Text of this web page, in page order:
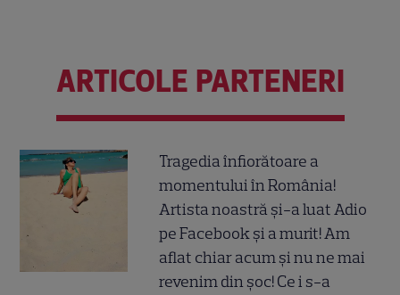
ARTICOLE PARTENERI
Tragedia înfiorătoare a
momentului în România!
Artista noastră și-a luat Adio
pe Facebook și a murit! Am
aflat chiar acum și nu ne mai
revenim din șoc! Ce i s-a